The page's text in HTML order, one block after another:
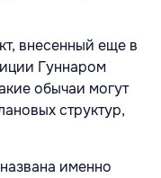
внесенный еще в
Гуннаром
обычаи могут
структур,
именно